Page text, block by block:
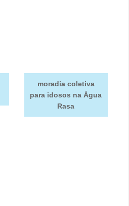
moradia coletiva
para idosos na Água
Rasa